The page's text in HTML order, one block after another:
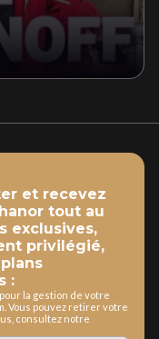
et recevez
tout au
exclusives,
privilégié,
:
la gestion de votre
Vous pouvez retirer votre
consultez notre